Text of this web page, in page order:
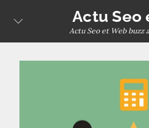
content
Actu Seo
Actu Seo et Web buzz